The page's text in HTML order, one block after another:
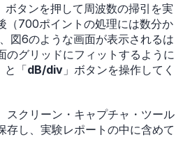
ボタンを押して周波数の掃引を実
（700ポイントの処理には数分か
図6のような画面が表示されるは
のグリッドにフィットするように
と「dB/div 」ボタンを操作してく
スクリーン・キャプチャ・ツール
存し、実験レポートの中に含めて